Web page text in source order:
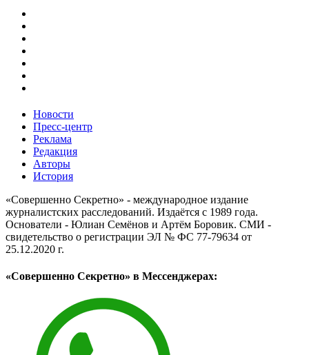
Новости
Пресс-центр
Реклама
Редакция
Авторы
История
«Совершенно Секретно» - международное издание
журналистских расследований. Издаётся с 1989 года.
Основатели - Юлиан Семёнов и Артём Боровик. CМИ -
свидетельство о регистрации ЭЛ № ФС 77-79634 от
25.12.2020 г.
«Совершенно Секретно» в Мессенджерах: